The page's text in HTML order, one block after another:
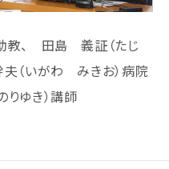
教、 田島 義証（たじ
（いがわ みきお）病院
ゆき）講師